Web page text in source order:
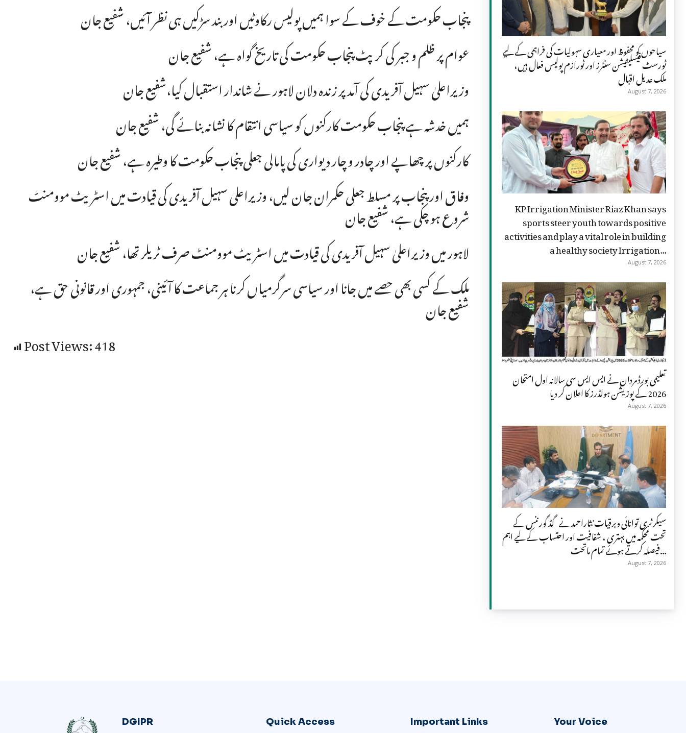
پنجاب حکومت کے خوف کے سوا ہمیں پولیس رکاوٹیں اور بند سڑکیں ہی نظر آئیں، شفیع جان
عوام پر ظلم و جبر کی کرپٹ پنجاب حکومت کی تاریخ گواہ ہے، شفیع جان
وزیراعلیٰ سہیل آفریدی کی آمد پر زندہ دلان لاہور نے شاندار استقبال کیا،شفیع جان
ہمیں خدشہ ہے پنجاب حکومت کارکنوں کو سیاسی انتقام کا نشانہ بنائے گی، شفیع جان
کارکنوں پر چھاپے اور چادر و چار دیواری کی پامالی جعلی پنجاب حکومت کا وطیرہ ہے، شفیع جان
وفاق اور پنجاب پر مسلط جعلی حکمران جان لیں، وزیراعلیٰ سہیل آفریدی کی قیادت میں اسٹریٹ موومنٹ
شروع ہو چکی ہے، شفیع جان
لاہور میں وزیراعلیٰ سہیل آفریدی کی قیادت میں اسٹریٹ موومنٹ صرف ٹریلر تھا، شفیع جان
ملک کے کسی بھی حصے میں جانا اور سیاسی سرگرمیاں کرنا ہر جماعت کا آئینی، جمہوری اور قانونی حق ہے،
شفیع جان
Post Views:418
سیاحوں کو محفوظ اور معیاری سہولیات کی فراہمی کے لیے
ٹورسٹ فیسلیٹیشن سنٹرز اور ٹورازم پولیس فعال ہیں،
ملک عدیل اقبال
August 7, 2026
KP Irrigation Minister Riaz Khan says
sports steer youth towards positive
activities and play a vital role in building
a healthy society Irrigation...
August 7, 2026
تعلیمی بورڈ مردان نے ایس ایس سی سالانہ اول امتحان
2026 کے پوزیشن ہولڈرز کا اعلان کر دیا
August 7, 2026
سیکرٹری توانائی وبرقیات نثاراحمد نے گڈ گورننس کے
تحت محکمہ میں بہتری ، شفافیت اور احتساب کے لیے اہم
فیصلہ کرتے ہوئے تمام ماتحت...
August 7, 2026
DGIPR Quick Access Important Links Your Voice